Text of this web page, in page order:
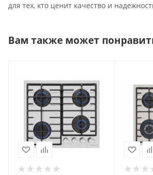
для тех, кто ценит качество и
Вам также может